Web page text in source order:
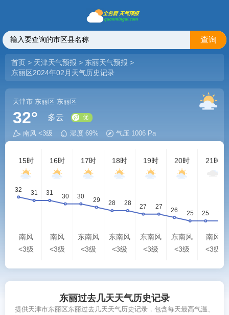
查询
首页 > 天津天气预报 > 东丽天气预报 >
东丽区2024年02月天气历史记录
天津市 东丽区 东丽区
32° 多云
优
南风 <3级 湿度 69% 气压 1006 Pa
15时
南风
<3级
16时
南风
<3级
17时
东南风
<3级
18时
东南风
<3级
19时
东南风
<3级
20时
东南风
<3级
21时
南风
<3级
东丽过去几天天气历史记录
提供天津市东丽区东丽过去几天天气历史记录，包含每天最高气温、